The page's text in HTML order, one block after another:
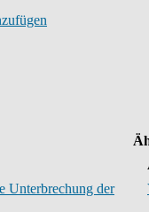
Unterbrechung der